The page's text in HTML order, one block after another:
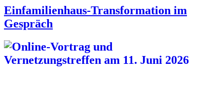
Einfamilienhaus-Transformation im
Gespräch